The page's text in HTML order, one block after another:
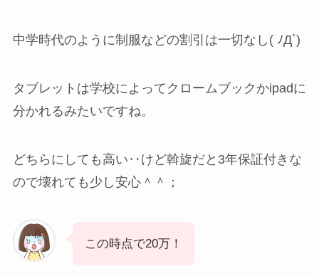
中学時代のように制服などの割引は一切なし( ﾉД`)
タブレットは学校によってクロームブックかipadに
分かれるみたいですね。
どちらにしても高い‥けど斡旋だと3年保証付きな
ので壊れても少し安心＾＾；
この時点で20万！